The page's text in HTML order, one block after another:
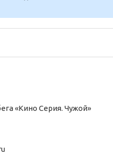
«Кино Серия. Чужой»